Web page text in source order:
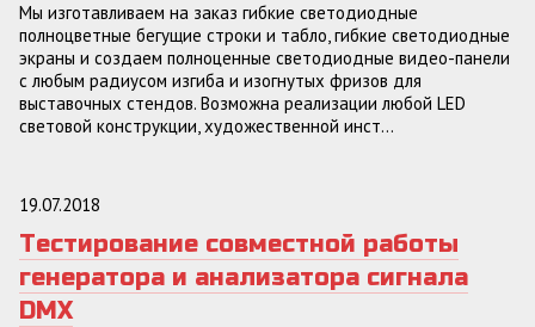
Мы изготавливаем на заказ гибкие светодиодные
полноцветные бегущие строки и табло, гибкие светодиодные
экраны и создаем полноценные светодиодные видео-панели
с любым радиусом изгиба и изогнутых фризов для
выставочных стендов. Возможна реализации любой LED
световой конструкции, художественной инст...
19.07.2018
Тестирование совместной работы
генератора и анализатора сигнала
DMX